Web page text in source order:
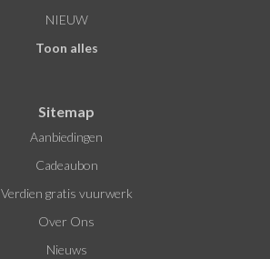
NIEUW
Toon alles
Sitemap
Aanbiedingen
Cadeaubon
Verdien gratis vuurwerk
Over Ons
Nieuws